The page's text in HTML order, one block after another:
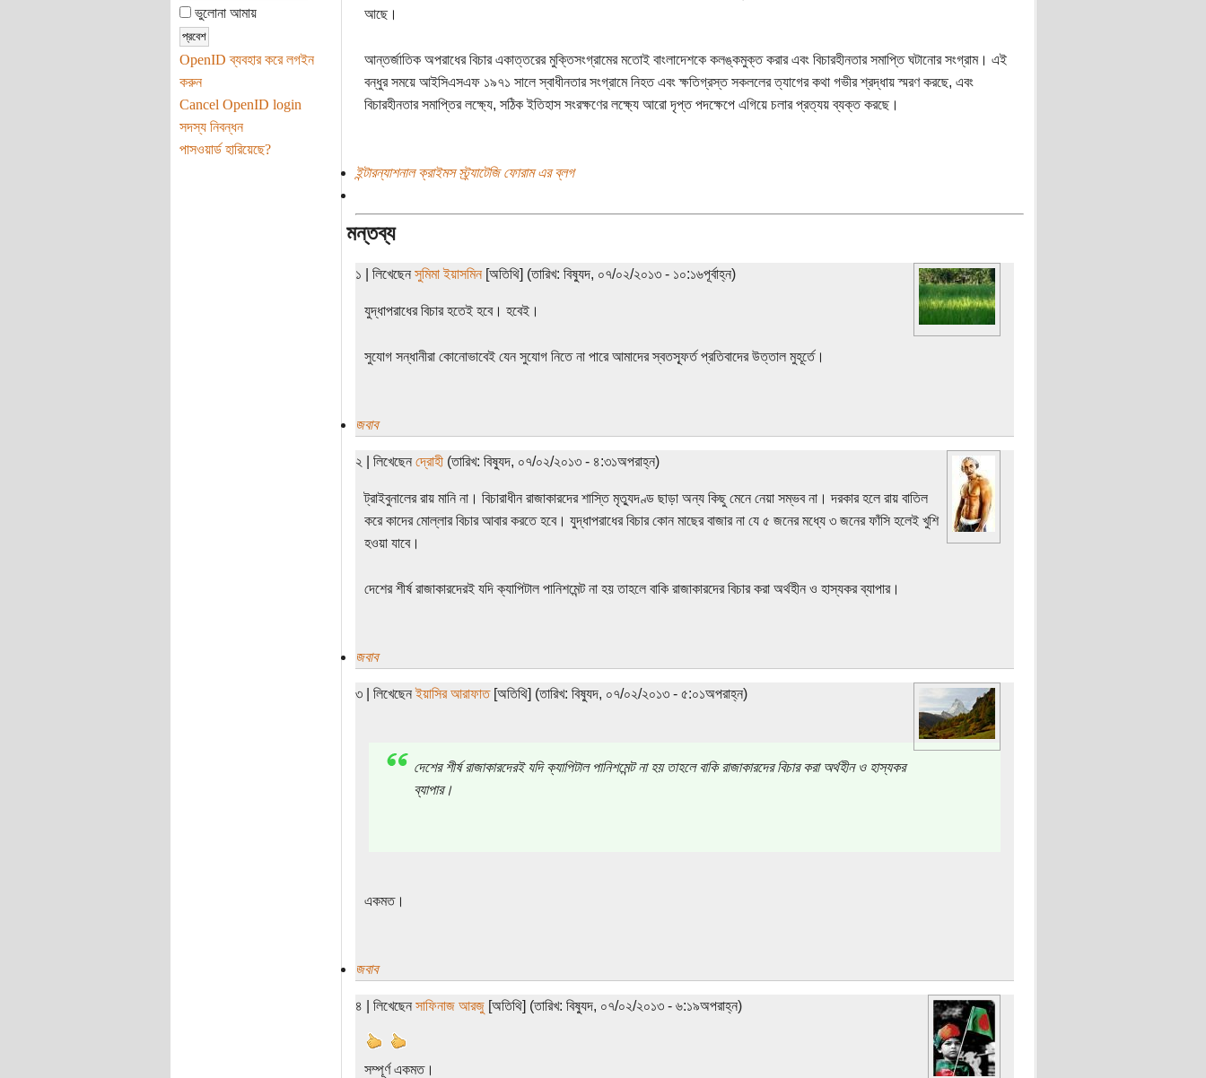
ভুলোনা আমায়
OpenID ব্যবহার করে লগইন
করুন
Cancel OpenID login
সদস্য নিবন্ধন
পাসওয়ার্ড হারিয়েছে?
আছে।
আন্তর্জাতিক অপরাধের বিচার একাত্তরের মুক্তিসংগ্রামের মতোই বাংলাদেশকে কলঙ্কমুক্ত করার এবং বিচারহীনতার সমাপ্তি ঘটানোর সংগ্রাম। এই
বন্ধুর সময়ে আইসিএসএফ ১৯৭১ সালে স্বাধীনতার সংগ্রামে নিহত এবং ক্ষতিগ্রস্ত সকললের ত্যাগের কথা গভীর শ্রদ্ধায় স্মরণ করছে, এবং
বিচারহীনতার সমাপ্তির লক্ষ্যে, সঠিক ইতিহাস সংরক্ষণের লক্ষ্যে আরো দৃপ্ত পদক্ষেপে এগিয়ে চলার প্রত্যয় ব্যক্ত করছে।
ইন্টারন্যাশনাল ক্রাইমস স্ট্র্যাটেজি ফোরাম এর ব্লগ
মন্তব্য
১ | লিখেছেন সুমিমা ইয়াসমিন[অতিথি] (তারিখ: বিষ্যুদ, ০৭/০২/২০১৩ - ১০:১৬পূর্বাহ্ন)
যুদ্ধাপরাধের বিচার হতেই হবে। হবেই।
সুযোগ সন্ধানীরা কোনোভাবেই যেন সুযোগ নিতে না পারে আমাদের স্বতস্ফূর্ত প্রতিবাদের উত্তাল মুহূর্তে।
জবাব
২ | লিখেছেন দ্রোহী(তারিখ: বিষ্যুদ, ০৭/০২/২০১৩ - ৪:৩১অপরাহ্ন)
ট্রাইবুনালের রায় মানি না। বিচারাধীন রাজাকারদের শাস্তি মৃত্যুদণ্ড ছাড়া অন্য কিছু মেনে নেয়া সম্ভব না। দরকার হলে রায় বাতিল
করে কাদের মোল্লার বিচার আবার করতে হবে। যুদ্ধাপরাধের বিচার কোন মাছের বাজার না যে ৫ জনের মধ্যে ৩ জনের ফাঁসি হলেই খুশি
হওয়া যাবে।
দেশের শীর্ষ রাজাকারদেরই যদি ক্যাপিটাল পানিশমেন্ট না হয় তাহলে বাকি রাজাকারদের বিচার করা অর্থহীন ও হাস্যকর ব্যাপার।
জবাব
৩ | লিখেছেনইয়াসির আরাফাত[অতিথি] (তারিখ: বিষ্যুদ, ০৭/০২/২০১৩ - ৫:০১অপরাহ্ন)
দেশের শীর্ষ রাজাকারদেরই যদি ক্যাপিটাল পানিশমেন্ট না হয় তাহলে বাকি রাজাকারদের বিচার করা অর্থহীন ও হাস্যকর
ব্যাপার।
একমত।
জবাব
৪ | লিখেছেন সাফিনাজ আরজু[অতিথি] (তারিখ: বিষ্যুদ, ০৭/০২/২০১৩ - ৬:১৯অপরাহ্ন)
সম্পূর্ণ একমত।